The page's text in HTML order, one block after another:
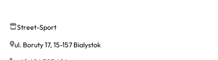
Street-Sport
ul. Boruty 17, 15-157 Bialystok